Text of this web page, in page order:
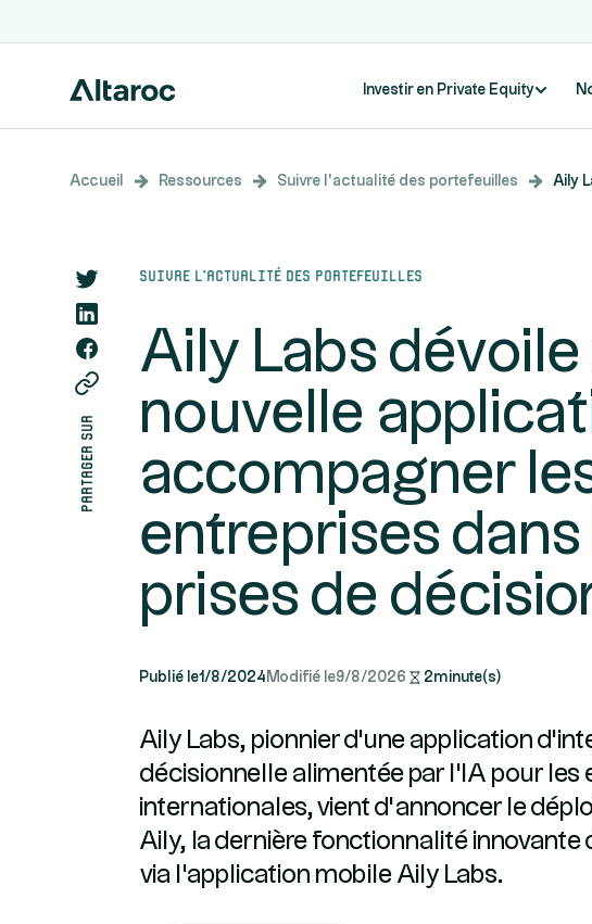
Investir en Private Equity
Accueil Ressources Suivre l’actualité des portefeuilles Aily
partager sur
Suivre l’actualité des portefeuilles
Aily Labs dévoile
nouvelle
accompagner
entreprises dans
prises de
Publié le1/8/2024 Modifié le9/8/2026 2minute(s)
Aily Labs, pionnier d'une application
décisionnelle alimentée par l'IA pour les
internationales, vient d’annoncer le
Aily, la dernière fonctionnalité innovante
via l'application mobile Aily Labs.